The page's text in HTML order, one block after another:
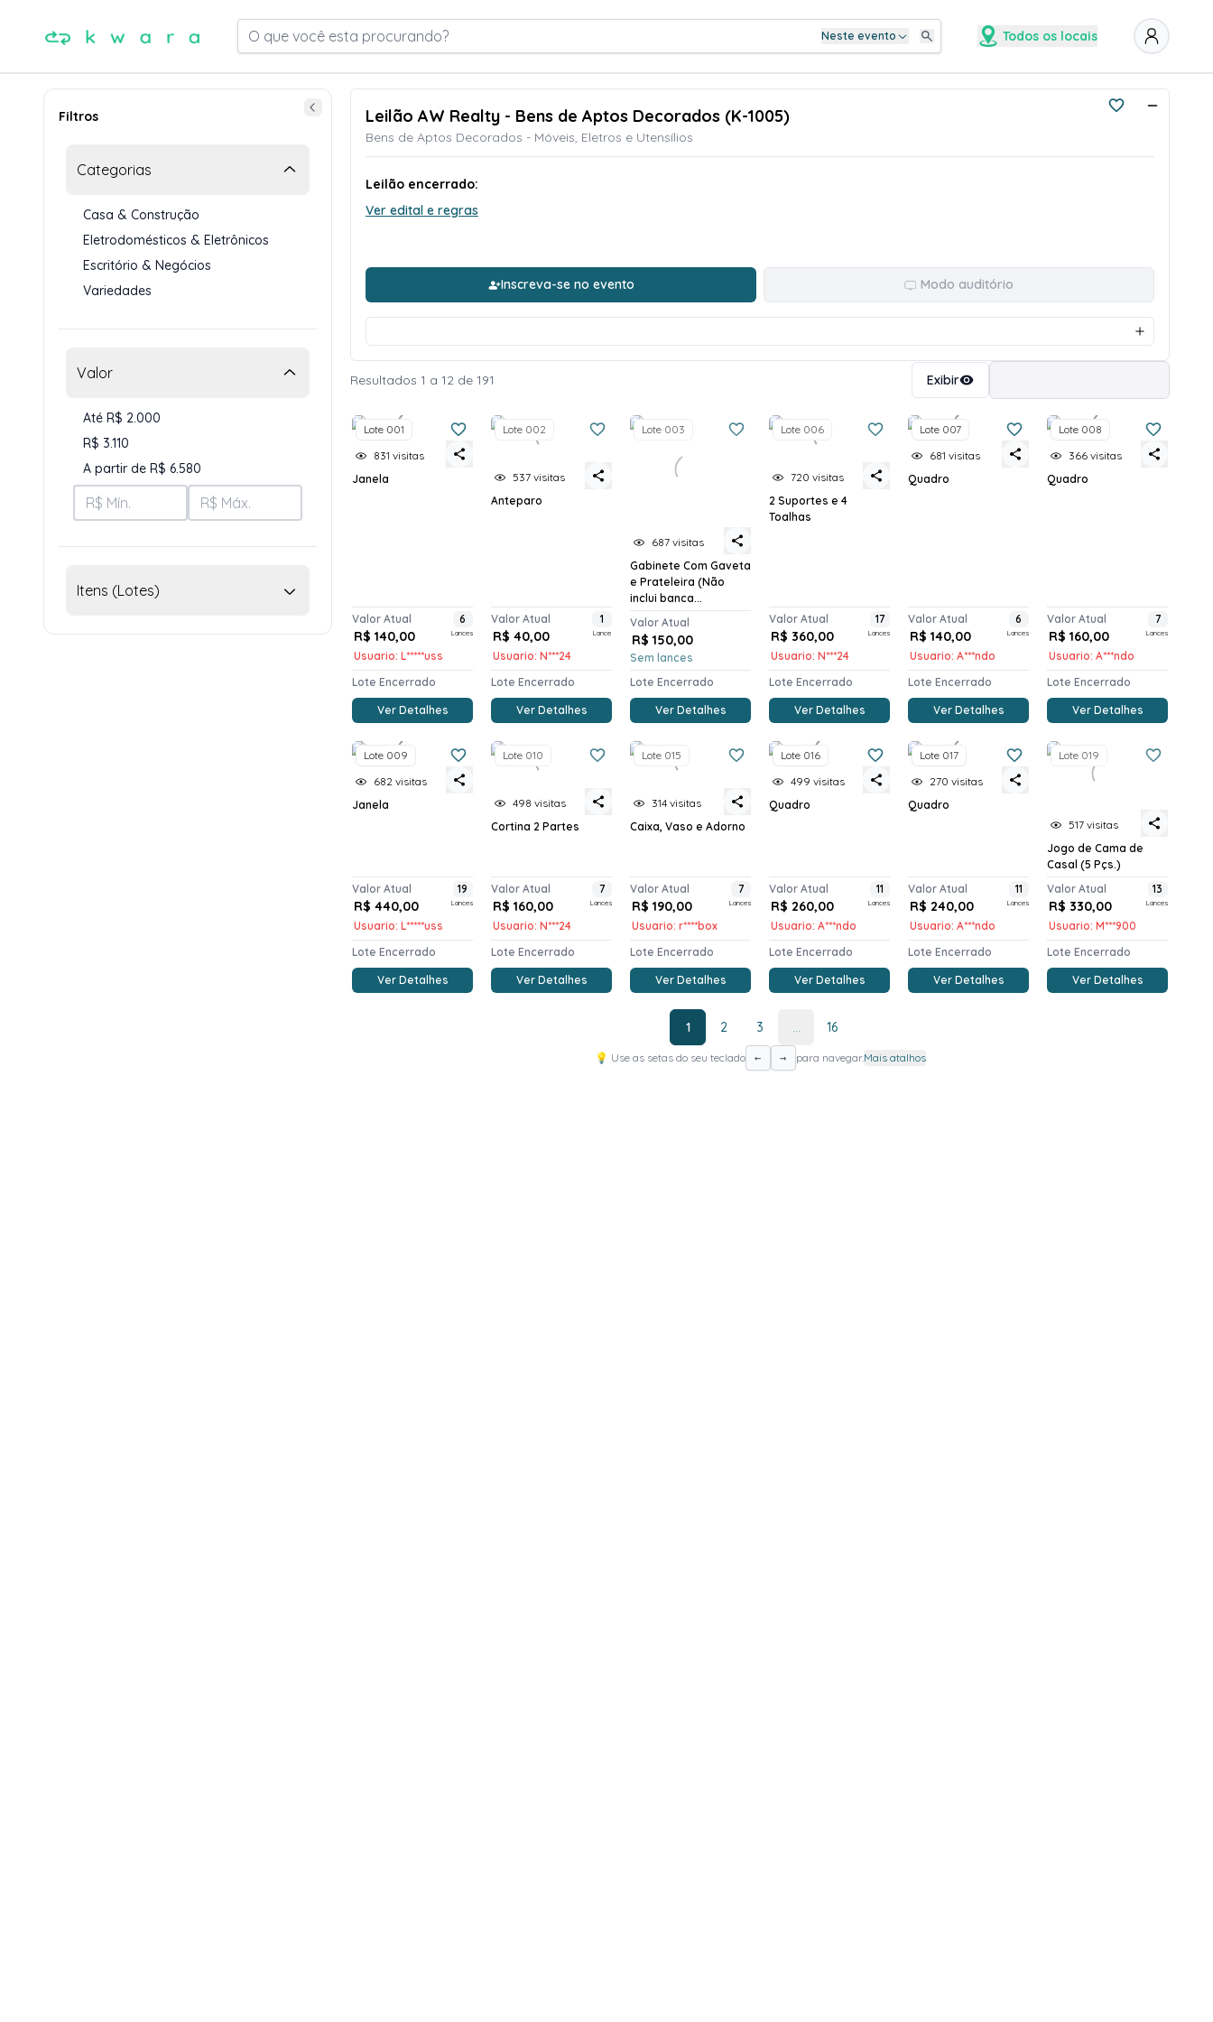
O que você esta procurando? Neste evento Todos os locais
Filtros
Categorias
Casa & Construção
Eletrodomésticos & Eletrônicos
Escritório & Negócios
Variedades
Valor
Até R$ 2.000
R$ 3.110
A partir de R$ 6.580
Itens (Lotes)
Leilão AW Realty - Bens de Aptos Decorados (K-1005)
Bens de Aptos Decorados - Móveis, Eletros e Utensílios
Leilão encerrado:
Ver edital e regras
Inscreva-se no evento Modo auditório
Resultados 1 a 12 de 191 Exibir
Lote 001
831 visitas
Janela
Valor Atual
R$ 140,00
Usuario: L*****uss
6
Lances
Lote Encerrado
Ver Detalhes
Lote 002
537 visitas
Anteparo
Valor Atual
R$ 40,00
Usuario: N***24
1
Lance
Lote Encerrado
Ver Detalhes
Lote 003
687 visitas
Gabinete Com Gaveta
e Prateleira (Não
inclui banca...
Valor Atual
R$ 150,00
Sem lances
Lote Encerrado
Ver Detalhes
Lote 006
720 visitas
2 Suportes e 4
Toalhas
Valor Atual
R$ 360,00
Usuario: N***24
17
Lances
Lote Encerrado
Ver Detalhes
Lote 007
681 visitas
Quadro
Valor Atual
R$ 140,00
Usuario: A***ndo
6
Lances
Lote Encerrado
Ver Detalhes
Lote 008
366 visitas
Quadro
Valor Atual
R$ 160,00
Usuario: A***ndo
7
Lances
Lote Encerrado
Ver Detalhes
Lote 009
682 visitas
Janela
Valor Atual
R$ 440,00
Usuario: L*****uss
19
Lances
Lote Encerrado
Ver Detalhes
Lote 010
498 visitas
Cortina 2 Partes
Valor Atual
R$ 160,00
Usuario: N***24
7
Lances
Lote Encerrado
Ver Detalhes
Lote 015
314 visitas
Caixa, Vaso e Adorno
Valor Atual
R$ 190,00
Usuario: r****box
7
Lances
Lote Encerrado
Ver Detalhes
Lote 016
499 visitas
Quadro
Valor Atual
R$ 260,00
Usuario: A***ndo
11
Lances
Lote Encerrado
Ver Detalhes
Lote 017
270 visitas
Quadro
Valor Atual
R$ 240,00
Usuario: A***ndo
11
Lances
Lote Encerrado
Ver Detalhes
Lote 019
517 visitas
Jogo de Cama de
Casal (5 Pçs.)
Valor Atual
R$ 330,00
Usuario: M***900
13
Lances
Lote Encerrado
Ver Detalhes
1 2 3 16
💡 Use as setas do seu teclado ← → para navegar.Mais atalhos